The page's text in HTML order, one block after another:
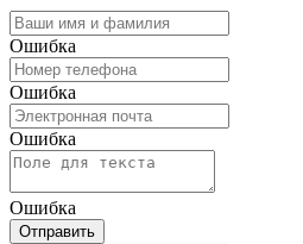
Ошибка
Ошибка
Ошибка
Ошибка
Отправить